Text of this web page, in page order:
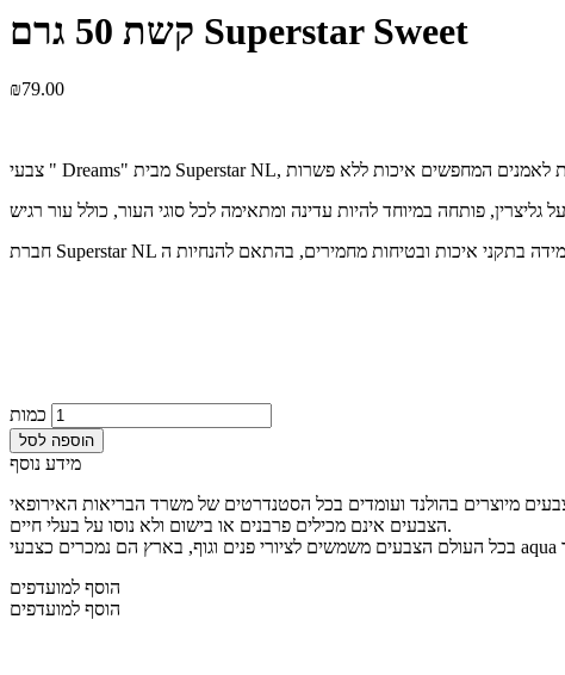
קשת 50 גרם Superstar Sweet
₪79.00
כמות
הוספה לסל
מידע נוסף
הצבעים אינם מכילים פרבנים או בישום ולא נוסו על בעלי חיים.
הוסף למועדפים
הוסף למועדפים